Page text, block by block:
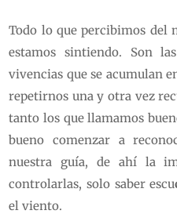
Todo lo que percibimos del
estamos sintiendo. Son
vivencias que se acumulan
repetirnos una y otra vez
tanto los que llamamos
bueno comenzar a
nuestra guía, de ahí la
controlarlas, solo saber escu
el viento.